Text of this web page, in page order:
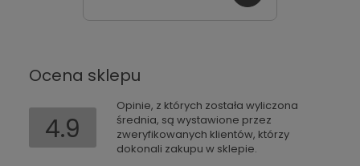
Ocena sklepu
4.9
Opinie, z których została wyliczona
średnia, są wystawione przez
zweryfikowanych klientów, którzy
dokonali zakupu w sklepie.